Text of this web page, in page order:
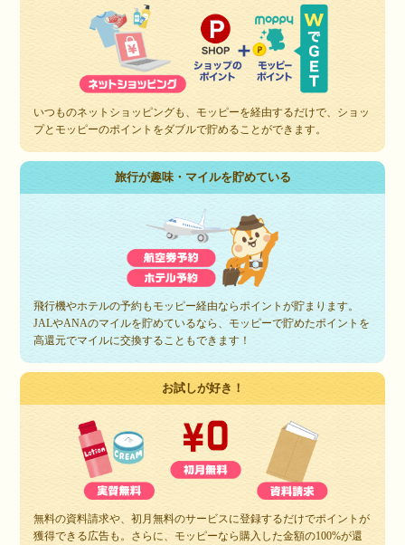
いつものネットショッピングも、モッピーを経由するだけで、ショッ
プとモッピーのポイントをダブルで貯めることができます。
旅行が趣味・マイルを貯めている
飛行機やホテルの予約もモッピー経由ならポイントが貯まります。
JALやANAのマイルを貯めているなら、モッピーで貯めたポイントを
高還元でマイルに交換することもできます！
お試しが好き！
無料の資料請求や、初月無料のサービスに登録するだけでポイントが
獲得できる広告も。さらに、モッピーなら購入した金額の100%が還